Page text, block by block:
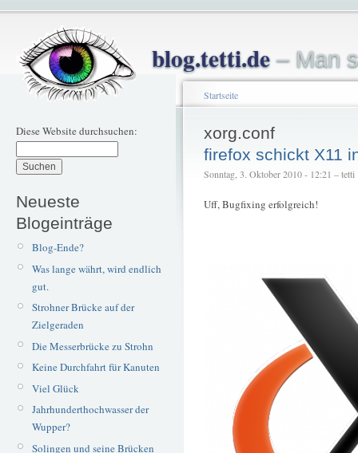
blog.tetti.de– Man
Diese Website durchsuchen:
Neueste
Blogeinträge
Blog-Ende?
Was lange währt, wird endlich
gut.
Strohner Brücke auf der
Zielgeraden
Die Messerbrücke zu Strohn
Keine Durchfahrt für Kanuten
Viel Glück
Jahrhunderthochwasser der
Wupper?
Solingen und seine Brücken
Startseite
xorg.conf
firefox schickt X11
Sonntag, 3. Oktober 2010 - 12:21 – tetti
Uff, Bugfixing erfolgreich!